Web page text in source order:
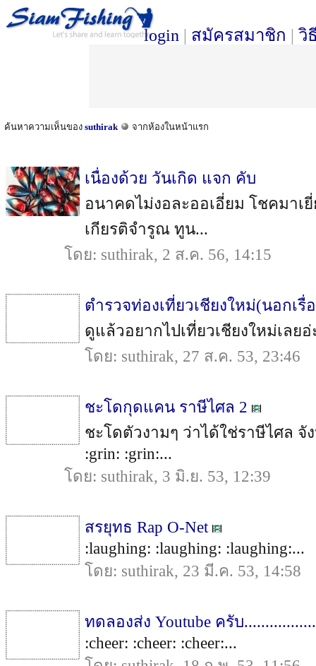
login | สมัครสมาชิก | วิ
ค้นหาความเห็นของ suthirak จากห้องในหน้าแรก
เนื่องด้วย วันเกิด แจก คับ
อนาคดไม่งอละออเอี่ยม โชคมา
เกียรติจำรูณ ทูน...
โดย: suthirak, 2 ส.ค. 56, 14:15
ตำรวจท่องเที่ยวเชียงใหม่(นอกเ
ดูแล้วอยากไปเที่ยวเชียงใหม่เลยอ่
โดย: suthirak, 27 ส.ค. 53, 23:46
ชะโดกุดแคน ราษีไศล 2
ชะโดตัวงามๆ ว่าได้ใช่ราษีไศล จั
:grin: :grin:...
โดย: suthirak, 3 มิ.ย. 53, 12:39
สรยุทธ Rap O-Net
:laughing: :laughing: :laughing:...
โดย: suthirak, 23 มี.ค. 53, 14:58
ทดลองส่ง Youtube ครับ
:cheer: :cheer: :cheer:...